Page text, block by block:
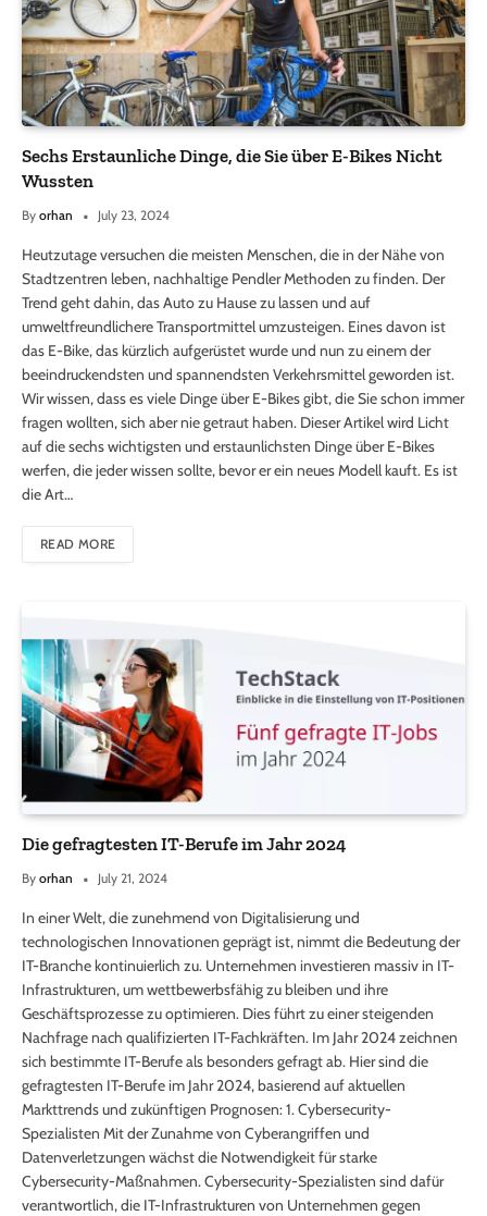
Sechs Erstaunliche Dinge, die Sie über E-Bikes Nicht
Wussten
By orhan July 23, 2024
Heutzutage versuchen die meisten Menschen, die in der Nähe von
Stadtzentren leben, nachhaltige Pendler Methoden zu finden. Der
Trend geht dahin, das Auto zu Hause zu lassen und auf
umweltfreundlichere Transportmittel umzusteigen. Eines davon ist
das E-Bike, das kürzlich aufgerüstet wurde und nun zu einem der
beeindruckendsten und spannendsten Verkehrsmittel geworden ist.
Wir wissen, dass es viele Dinge über E-Bikes gibt, die Sie schon immer
fragen wollten, sich aber nie getraut haben. Dieser Artikel wird Licht
auf die sechs wichtigsten und erstaunlichsten Dinge über E-Bikes
werfen, die jeder wissen sollte, bevor er ein neues Modell kauft. Es ist
die Art…
READ MORE
Die gefragtesten IT-Berufe im Jahr 2024
By orhan July 21, 2024
In einer Welt, die zunehmend von Digitalisierung und
technologischen Innovationen geprägt ist, nimmt die Bedeutung der
IT-Branche kontinuierlich zu. Unternehmen investieren massiv in IT-
Infrastrukturen, um wettbewerbsfähig zu bleiben und ihre
Geschäftsprozesse zu optimieren. Dies führt zu einer steigenden
Nachfrage nach qualifizierten IT-Fachkräften. Im Jahr 2024 zeichnen
sich bestimmte IT-Berufe als besonders gefragt ab. Hier sind die
gefragtesten IT-Berufe im Jahr 2024, basierend auf aktuellen
Markttrends und zukünftigen Prognosen: 1. Cybersecurity-
Spezialisten Mit der Zunahme von Cyberangriffen und
Datenverletzungen wächst die Notwendigkeit für starke
Cybersecurity-Maßnahmen. Cybersecurity-Spezialisten sind dafür
verantwortlich, die IT-Infrastrukturen von Unternehmen gegen